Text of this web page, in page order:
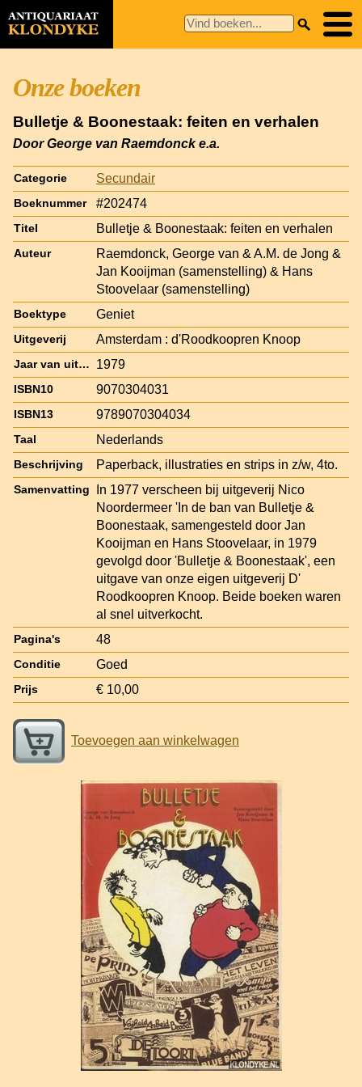
Onze boeken
Bulletje & Boonestaak: feiten en verhalen
Door George van Raemdonck e.a.
Categorie Secundair
Boeknummer #202474
Titel Bulletje & Boonestaak: feiten en verhalen
Auteur
Raemdonck, George van & A.M. de Jong &
Jan Kooijman (samenstelling) & Hans
Stoovelaar (samenstelling)
Boektype Geniet
Uitgeverij Amsterdam : d'Roodkoopren Knoop
Jaar van uitgave 1979
ISBN10 9070304031
ISBN13 9789070304034
Taal Nederlands
Beschrijving Paperback, illustraties en strips in z/w, 4to.
Samenvatting
In 1977 verscheen bij uitgeverij Nico
Noordermeer 'In de ban van Bulletje &
Boonestaak, samengesteld door Jan
Kooijman en Hans Stoovelaar, in 1979
gevolgd door 'Bulletje & Boonestaak', een
uitgave van onze eigen uitgeverij D'
Roodkoopren Knoop. Beide boeken waren
al snel uitverkocht.
Pagina's 48
Conditie Goed
Prijs € 10,00
Toevoegen aan winkelwagen